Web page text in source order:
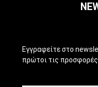
Εγγραφείτε στο
πρώτοι τις προσφορές